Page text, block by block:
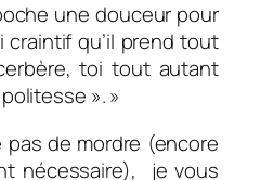
une douceur pour
qu’il prend tout
toi tout autant
». »
de mordre (encore
nécessaire), je vous